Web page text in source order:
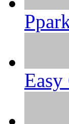
Easy